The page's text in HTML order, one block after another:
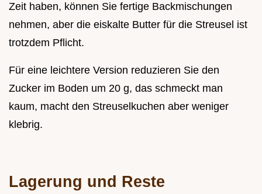
Zeit haben, können Sie fertige Backmischungen
nehmen, aber die eiskalte Butter für die Streusel ist
trotzdem Pflicht.
Für eine leichtere Version reduzieren Sie den
Zucker im Boden um 20 g, das schmeckt man
kaum, macht den Streuselkuchen aber weniger
klebrig.
Lagerung und Reste